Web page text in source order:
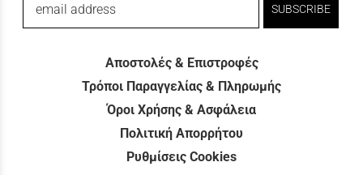
email address SUBSCRIBE
Αποστολές & Επιστροφές
Τρόποι Παραγγελίας & Πληρωμής
Όροι Χρήσης & Ασφάλεια
Πολιτική Απορρήτου
Ρυθμίσεις Cookies